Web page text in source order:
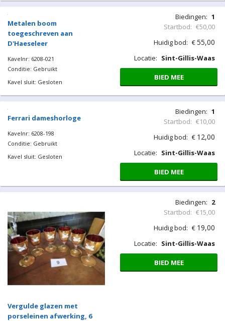
Metalen boom
toegeschreven aan
D'Haeseleer
Kavelnr: 6208-021
Conditie: Gebruikt
Kavel sluit: Gesloten
Biedingen: 1
Startbod: €50,00
Huidig bod: €55,00
Locatie: Sint-Gillis-Waas
BIED MEE
Ferrari dameshorloge
Kavelnr: 6208-198
Conditie: Gebruikt
Kavel sluit: Gesloten
Biedingen: 1
Startbod: €10,00
Huidig bod: € 12,00
Locatie: Sint-Gillis-Waas
BIED MEE
Vergulde glazen met
porseleinen afwerking, 6
Biedingen: 2
Startbod: €15,00
Huidig bod: € 19,00
Locatie: Sint-Gillis-Waas
BIED MEE